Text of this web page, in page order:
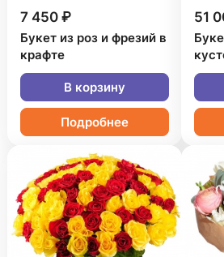
7 450 ₽
Букет из роз и фрезий в
крафте
В корзину
Подробнее
51